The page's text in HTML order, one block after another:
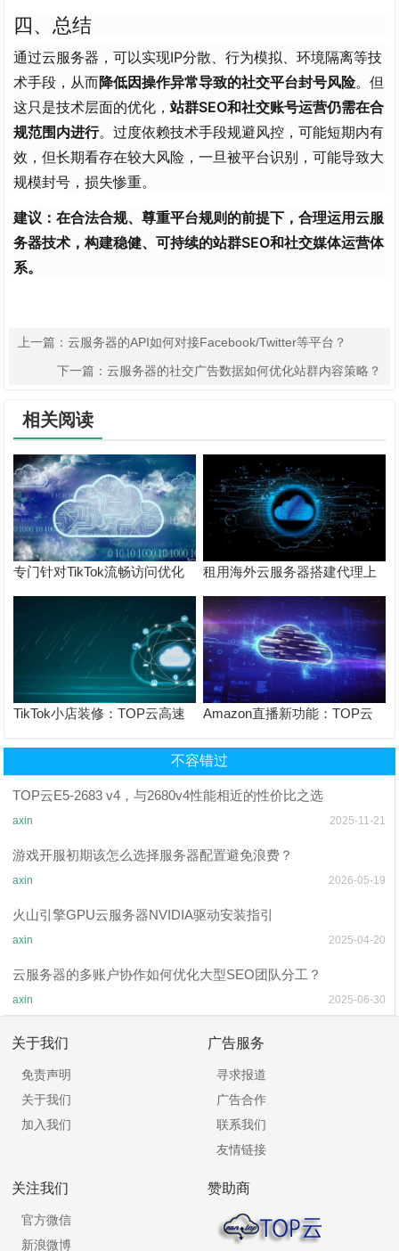
四、总结
通过云服务器，可以实现IP分散、行为模拟、环境隔离等技
术手段，从而降低因操作异常导致的社交平台封号风险。但
这只是技术层面的优化，站群SEO和社交账号运营仍需在合
规范围内进行。过度依赖技术手段规避风控，可能短期内有
效，但长期看存在较大风险，一旦被平台识别，可能导致大
规模封号，损失惨重。
建议：在合法合规、尊重平台规则的前提下，合理运用云服
务器技术，构建稳健、可持续的站群SEO和社交媒体运营体
系。
上一篇：云服务器的API如何对接Facebook/Twitter等平台？
下一篇： 云服务器的社交广告数据如何优化站群内容策略？
相关阅读
专门针对TikTok流畅访问优化
可一键复制的 Xray VLESS +
Reality 一键部署 + 完整配置模
租用海外云服务器搭建代理上
tiktok感觉网络非常卡，怎么才
能访问更流畅？
TikTok小店装修：TOP云高速
Amazon直播新功能：TOP云
不容错过
TOP云E5-2683 v4，与2680v4性能相近的性价比之选
axin 2025-11-21
游戏开服初期该怎么选择服务器配置避免浪费？
axin 2026-05-19
火山引擎GPU云服务器NVIDIA驱动安装指引
axin 2025-04-20
云服务器的多账户协作如何优化大型SEO团队分工？
axin 2025-06-30
关于我们
免责声明
关于我们
加入我们
广告服务
寻求报道
广告合作
联系我们
友情链接
关注我们
官方微信
新浪微博
赞助商